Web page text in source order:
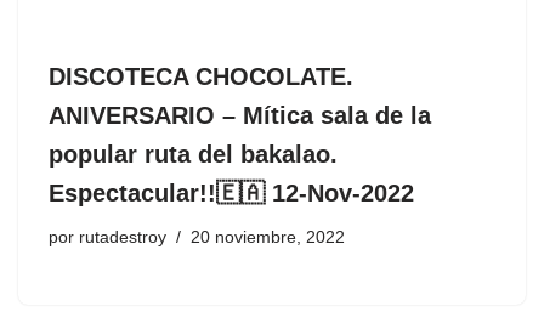
DISCOTECA CHOCOLATE.
ANIVERSARIO – Mítica sala de la
popular ruta del bakalao.
Espectacular!!🇪🇦 12-Nov-2022
por rutadestroy 20 noviembre, 2022